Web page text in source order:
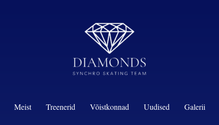
Meist Treenerid Võistkonnad Uudised Galerii